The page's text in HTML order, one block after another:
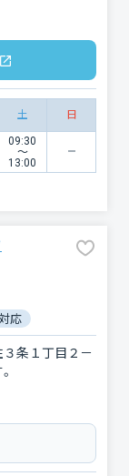
土 日
09:30
〜
13:00
応
条１丁目２－